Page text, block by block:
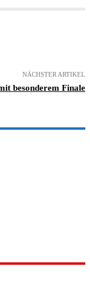
NÄCHSTER ARTIKEL
besonderem Finale